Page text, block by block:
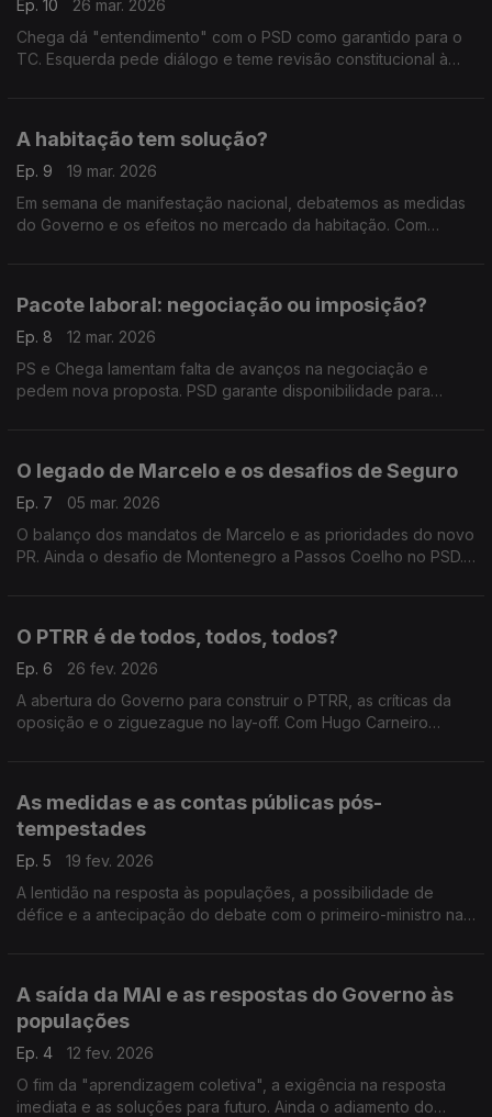
Ep. 10
26 mar. 2026
Chega dá "entendimento" com o PSD como garantido para o
TC. Esquerda pede diálogo e teme revisão constitucional à
A habitação tem solução?
Ep. 9
19 mar. 2026
Em semana de manifestação nacional, debatemos as medidas
do Governo e os efeitos no mercado da habitação. Com
Pacote laboral: negociação ou imposição?
Ep. 8
12 mar. 2026
PS e Chega lamentam falta de avanços na negociação e
pedem nova proposta. PSD garante disponibilidade para
O legado de Marcelo e os desafios de Seguro
Ep. 7
05 mar. 2026
O balanço dos mandatos de Marcelo e as prioridades do novo
PR. Ainda o desafio de Montenegro a Passos Coelho no PSD.
O PTRR é de todos, todos, todos?
Ep. 6
26 fev. 2026
A abertura do Governo para construir o PTRR, as críticas da
oposição e o ziguezague no lay-off. Com Hugo Carneiro
As medidas e as contas públicas pós-
tempestades
Ep. 5
19 fev. 2026
A lentidão na resposta às populações, a possibilidade de
défice e a antecipação do debate com o primeiro-ministro na
A saída da MAI e as respostas do Governo às
populações
Ep. 4
12 fev. 2026
O fim da "aprendizagem coletiva", a exigência na resposta
imediata e as soluções para futuro. Ainda o adiamento do